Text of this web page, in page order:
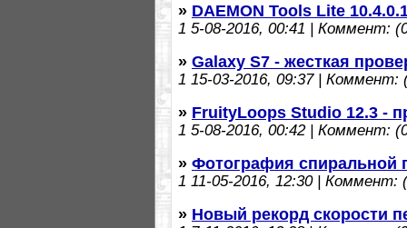
» DAEMON Tools Lite
1 5-08-2016, 00:41 | Коммент:
» Galaxy S7 - жесткая
1 15-03-2016, 09:37 | Коммент:
» FruityLoops Studio 12.3 -
1 5-08-2016, 00:42 | Коммент:
» Фотография спиральной
1 11-05-2016, 12:30 | Коммент:
» Новый рекорд скорости